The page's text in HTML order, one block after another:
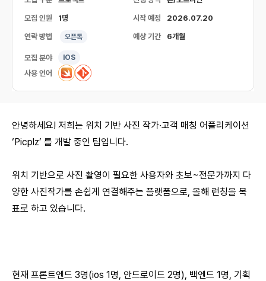
모집 인원 1명 시작 예정 2026.07.20
연락 방법 오픈톡 예상 기간 6개월
모집 분야 IOS
사용 언어
안녕하세요! 저희는 위치 기반 사진 작가·고객 매칭 어플리케이션
‘Picplz’ 를 개발 중인 팀입니다.
위치 기반으로 사진 촬영이 필요한 사용자와 초보~전문가까지 다
양한 사진작가를 손쉽게 연결해주는 플랫폼으로, 올해 런칭을 목
표로 하고 있습니다.
현재 프론트엔드 3명(ios 1명, 안드로이드 2명), 백엔드 1명, 기획